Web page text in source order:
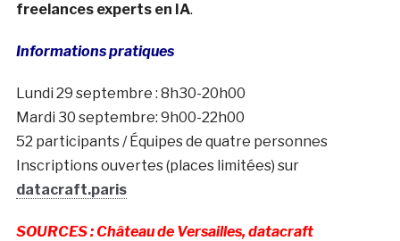
freelances experts en IA.
Informations pratiques
Lundi 29 septembre : 8h30-20h00
Mardi 30 septembre: 9h00-22h00
52 participants / Équipes de quatre personnes
Inscriptions ouvertes (places limitées) sur
datacraft.paris
SOURCES : Château de Versailles, datacraft